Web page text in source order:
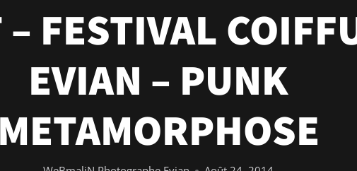
FESTIVAL
EVIAN – PUNK